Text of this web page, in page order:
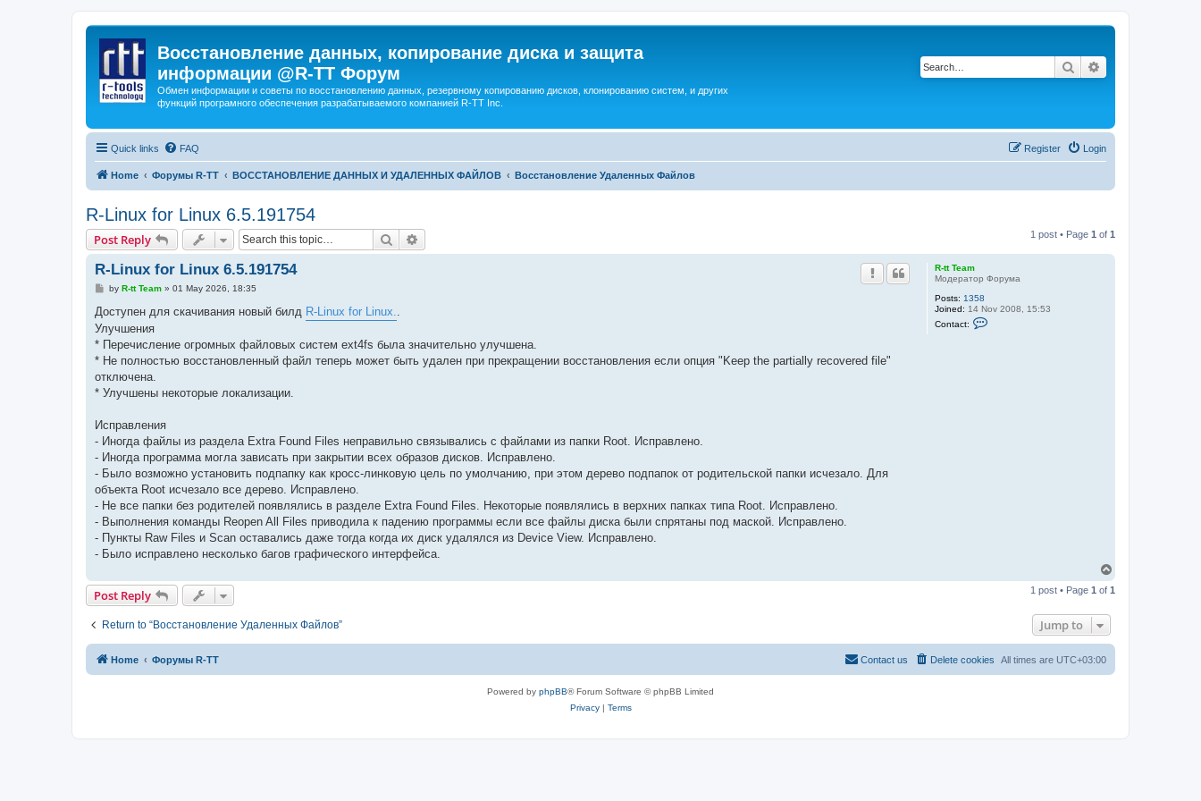
Восстановление данных, копирование диска и защита
информации @R-TT Форум
Обмен информации и советы по восстановлению данных, резервному копированию дисков, клонированию систем, и других
функций програмного обеспечения разрабатываемого компанией R-TT Inc.
Search
Quick links FAQ Login
Register
Home Форумы R-TT ВОССТАНОВЛЕНИЕ ДАННЫХ И УДАЛЕННЫХ ФАЙЛОВ Восстановление Удаленных Файлов
R-Linux for Linux 6.5.191754
Post Reply Search 1 post • Page 1 of 1
R-tt Team
Модератор Форума
Posts: 1358
Joined: 14 Nov 2008, 15:53
Contact:
R-Linux for Linux 6.5.191754
P
s
by R-tt Team» 01 May 2026, 18:35
Доступен для скачивания новый билд R-Linux for Linux.
Улучшения
* Перечисление огромных файловых систем ext4fs была значительно улучшена.
* Не полностью восстановленный файл теперь может быть удален при прекращении восстановления если опция "Keep the partially recovered file"
отключена.
* Улучшены некоторые локализации.
Исправления
- Иногда файлы из раздела Extra Found Files неправильно связывались с файлами из папки Root. Исправлено.
- Иногда программа могла зависать при закрытии всех образов дисков. Исправлено.
- Было возможно установить подпапку как кросс-линковую цель по умолчанию, при этом дерево подпапок от родительской папки исчезало. Для
объекта Root исчезало все дерево. Исправлено.
- Не все папки без родителей появлялись в разделе Extra Found Files. Некоторые появлялись в верхних папках типа Root. Исправлено.
- Выполнения команды Reopen All Files приводила к падению программы если все файлы диска были спрятаны под маской. Исправлено.
- Пункты Raw Files и Scan оставались даже тогда когда их диск удалялся из Device View. Исправлено.
- Было исправлено несколько багов графического интерфейса.
p
Post Reply 1 post • Page 1 of 1
Return to “Восстановление Удаленных Файлов” Jump to
Home Форумы R-TT All times are UTC+03:00
Delete cookies
Contact us
Powered by phpBB® Forum Software © phpBB Limited
Privacy| Terms